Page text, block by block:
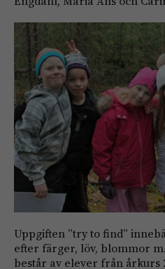
Uppgiften ”try to find”
efter färger, löv, blommor
består av elever från årkurs